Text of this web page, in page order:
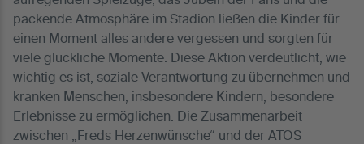
packende Atmosphäre im Stadion ließen die Kinder für
einen Moment alles andere vergessen und sorgten für
viele glückliche Momente. Diese Aktion verdeutlicht, wie
wichtig es ist, soziale Verantwortung zu übernehmen und
kranken Menschen, insbesondere Kindern, besondere
Erlebnisse zu ermöglichen. Die Zusammenarbeit
zwischen „Freds Herzenwünsche“ und der ATOS